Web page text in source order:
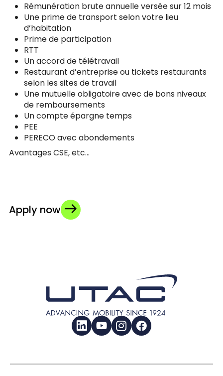
Rémunération brute annuelle versée sur 12 mois
Une prime de transport selon votre lieu
d’habitation
Prime de participation
RTT
Un accord de télétravail
Restaurant d’entreprise ou tickets restaurants
selon les sites de travail
Une mutuelle obligatoire avec de bons niveaux
de remboursements
Un compte épargne temps
PEE
PERECO avec abondements
Avantages CSE, etc…
Apply now
LinkedInYouTubeInstagramFacebook